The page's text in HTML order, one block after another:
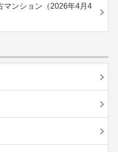
マンション（2026年4月4